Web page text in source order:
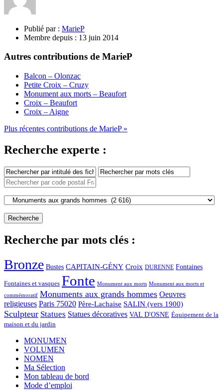
Publié par : MarieP
Membre depuis : 13 juin 2014
Autres contributions de MarieP
Balcon – Olonzac
Petite Croix – Cruzy
Monument aux morts – Beaufort
Croix – Beaufort
Croix – Aigne
Plus récentes contributions de MarieP »
Recherche experte :
Recherche par mots clés :
Bronze Bustes CAPITAIN-GÉNY Croix DURENNE Fontaines
Fontaines et vasques Fonte Monument aux morts Monument aux morts et
commémoratif Monuments aux grands hommes Oeuvres
religieuses Paris 75020 Père-Lachaise SALIN (vers 1900)
Sculpteur Statues Statues décoratives VAL D'OSNE Équipement de la
maison et du jardin
MONUMEN
VOLUMEN
NOMEN
Ma Sélection
Mon tableau de bord
Mode d’emploi